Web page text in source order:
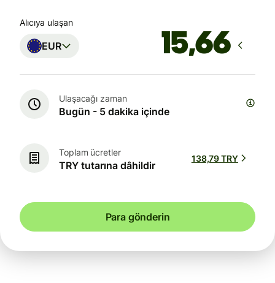
Alıcıya ulaşan
EUR
Ulaşacağı zaman
Bugün - 5 dakika içinde
Toplam ücretler
TRY tutarına dâhildir
138,79 TRY
Para gönderin